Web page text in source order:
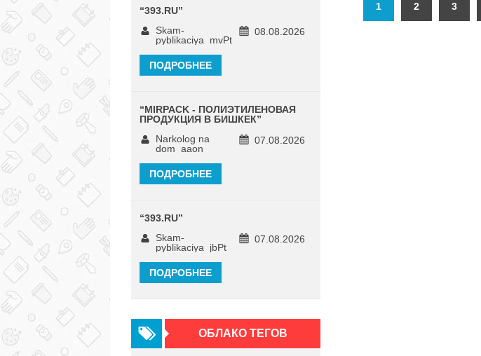
1 2 3
“393.RU”
08.08.2026
Skam-
pyblikaciya_mvPt
ПОДРОБНЕЕ
“MIRPACK - ПОЛИЭТИЛЕНОВАЯ
ПРОДУКЦИЯ В БИШКЕК”
07.08.2026
Narkolog na
dom_aaon
ПОДРОБНЕЕ
“393.RU”
07.08.2026
Skam-
pyblikaciya_jbPt
ПОДРОБНЕЕ
ОБЛАКО ТЕГОВ